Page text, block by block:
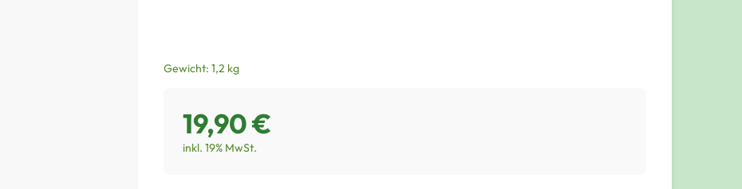
Gewicht: 1,2 kg
19,90 €
inkl. 19% MwSt.